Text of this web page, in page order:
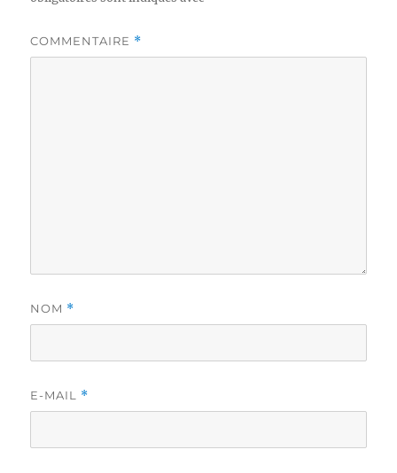
COMMENTAIRE *
NOM *
E-MAIL *